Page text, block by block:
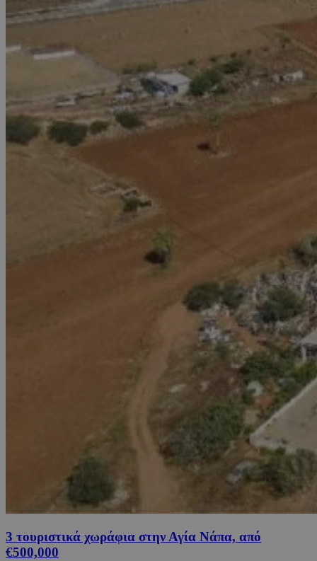
3 τουριστικά χωράφια στην Αγία Νάπα, από
€500,000